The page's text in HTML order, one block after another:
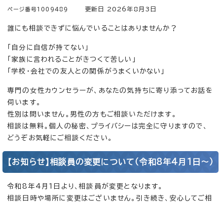
ページ番号1009489 更新日 2026年8月3日
誰にも相談できずに悩んでいることはありませんか？
「自分に自信が持てない」
「家族に言われることがきつくて苦しい」
「学校・会社での友人との関係がうまくいかない」
専門の女性カウンセラーが、あなたの気持ちに寄り添ってお話を
伺います。
性別は問いません。男性の方もご相談いただけます。
相談は無料。個人の秘密、プライバシーは完全に守りますので、
どうぞお気軽にご相談ください。
【お知らせ】相談員の変更について（令和8年4月1日～）
令和8年4月1日より、相談員が変更となります。
相談日時や場所に変更はございません。引き続き、安心してご相